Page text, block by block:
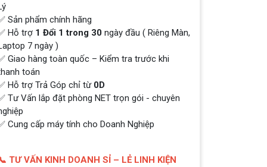
Sản phẩm chính hãng
Hỗ trợ 1 Đổi 1 trong 30 ngày đầu ( Riêng Màn,
7 ngày )
Giao hàng toàn quốc – Kiểm tra trước khi
toán
Hỗ trợ Trả Góp chỉ từ 0D
Tư Vấn lắp đặt phòng NET trọn gói - chuyên
Cung cấp máy tính cho Doanh Nghiệp
TƯ VẤN KINH DOANH SỈ – LẺ LINH KIỆN
QUÀ TẶNG TƯNG BỪNG -
CHÀO MỪNG NĂM MỚI
in 9 Games | 1080p, 1440p